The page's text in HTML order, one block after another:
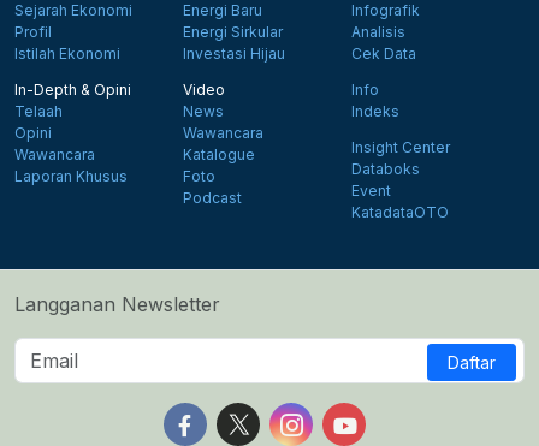
Sejarah Ekonomi
Profil
Istilah Ekonomi
Energi Baru
Energi Sirkular
Investasi Hijau
Infografik
Analisis
Cek Data
In-Depth & Opini
Telaah
Opini
Wawancara
Laporan Khusus
Video
News
Wawancara
Katalogue
Foto
Podcast
Info
Indeks
Insight Center
Databoks
Event
KatadataOTO
Langganan Newsletter
Daftar
Follow us on Facebook
Follow us on X
Follow us on Instagram
Follow us on